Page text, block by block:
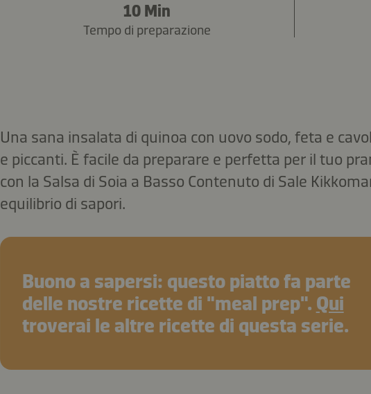
10 Min
Tempo di preparazione
Una sana insalata di quinoa con uovo sodo, feta e
e piccanti. È facile da preparare e perfetta per il tuo
con la Salsa di Soia a Basso Contenuto di Sale
equilibrio di sapori.
Buono a sapersi: questo piatto fa parte
delle nostre ricette di "meal prep". Qui
troverai le altre ricette di questa serie.